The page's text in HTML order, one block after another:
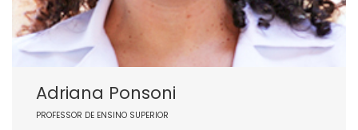
Adriana Ponsoni
PROFESSOR DE ENSINO SUPERIOR